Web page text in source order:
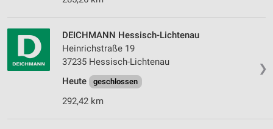
❯
DEICHMANN Hessisch-Lichtenau
Heinrichstraße 19
37235 Hessisch-Lichtenau
Heute
geschlossen
292,42 km
Performance
Funktional